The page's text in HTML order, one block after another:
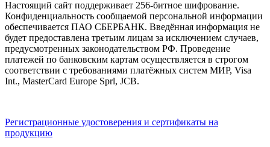
Настоящий сайт поддерживает 256-битное шифрование.
Конфиденциальность сообщаемой персональной информации
обеспечивается ПАО СБЕРБАНК. Введённая информация не
будет предоставлена третьим лицам за исключением случаев,
предусмотренных законодательством РФ. Проведение
платежей по банковским картам осуществляется в строгом
соответствии с требованиями платёжных систем МИР, Visa
Int., MasterCard Europe Sprl, JCB.
Регистрационные удостоверения и сертификаты на
продукцию